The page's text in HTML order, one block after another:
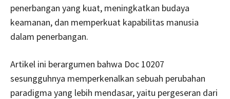
penerbangan yang kuat, meningkatkan budaya
keamanan, dan memperkuat kapabilitas manusia
dalam penerbangan.
Artikel ini berargumen bahwa Doc 10207
sesungguhnya memperkenalkan sebuah perubahan
paradigma yang lebih mendasar, yaitu pergeseran dari